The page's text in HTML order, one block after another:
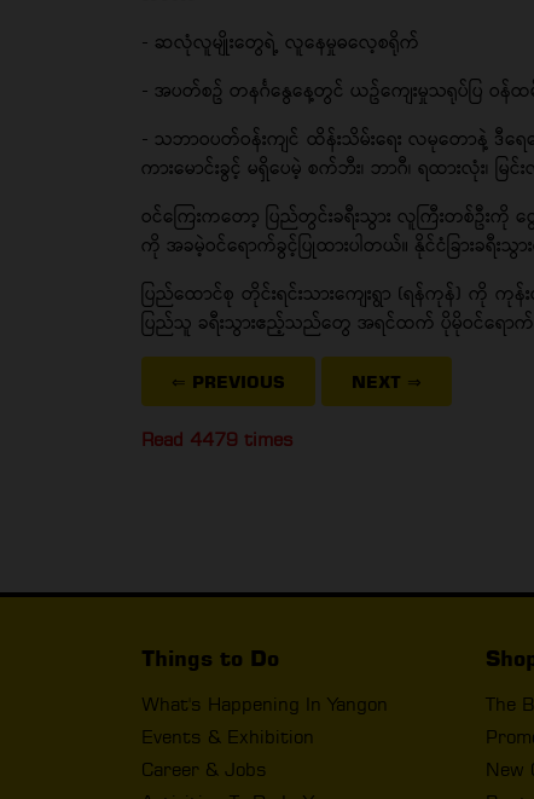
- ဆလုံလူမျိုးတွေရဲ့ လူနေမှုဓလေ့စရိုက်
- အပတ်စဥ် တနင်္ဂနွေနေ့တွင် ယဥ်ကျေးမှုသရုပ်ပြ
- သဘာဝပတ်ဝန်းကျင် ထိန်းသိမ်းရေး လမုတောနဲ့ ဒီရ
ကားမောင်းခွင့် မရှိပေမဲ့ စက်ဘီး၊ ဘာဂီ၊ ရထားလုံး၊ မ
ဝင်ကြေးကတော့ ပြည်တွင်းခရီးသွား လူကြီးတစ်ဦးကို
ကို အခမဲ့ဝင်ရောက်ခွင့်ပြုထားပါတယ်။ နိုင်ငံခြားခရီ
ပြည်ထောင်စု တိုင်းရင်းသားကျေးရွာ (ရန်ကုန်) ကို ကု
ပြည်သူ ခရီးသွားဧည့်သည်တွေ အရင်ထက် ပိုမိုဝင်ရောက်
⇐ PREVIOUS NEXT ⇒
Read 4479 times
Things to Do
What's Happening In Yangon
Events & Exhibition
Career & Jobs
The
New